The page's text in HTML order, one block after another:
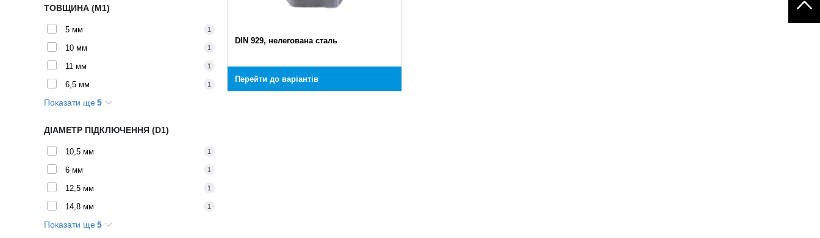
ТОВЩИНА (M1)
5 мм 1
10 мм 1
11 мм 1
6,5 мм 1
13 мм
3,5 мм
Показати ще5
ДІАМЕТР ПІДКЛЮЧЕННЯ (D1)
10,5 мм 1
6 мм 1
12,5 мм 1
14,8 мм 1
7 мм
Показати ще5
DIN 929, нелегована сталь
Перейти до варіантів